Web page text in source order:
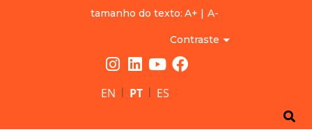
tamanho do texto: A+ | A-
Contraste
EN | PT | ES